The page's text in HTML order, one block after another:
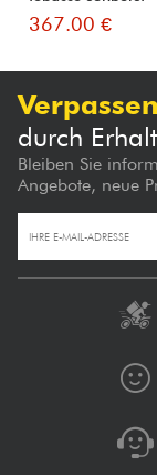
367.00 €
durch
Bleiben Sie
Angebote, neue